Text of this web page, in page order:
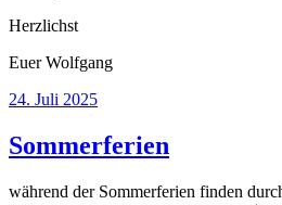
Herzlichst
Euer Wolfgang
Veröffentlicht
24. Juli 2025
Sommerferien
während der Sommerferien finden